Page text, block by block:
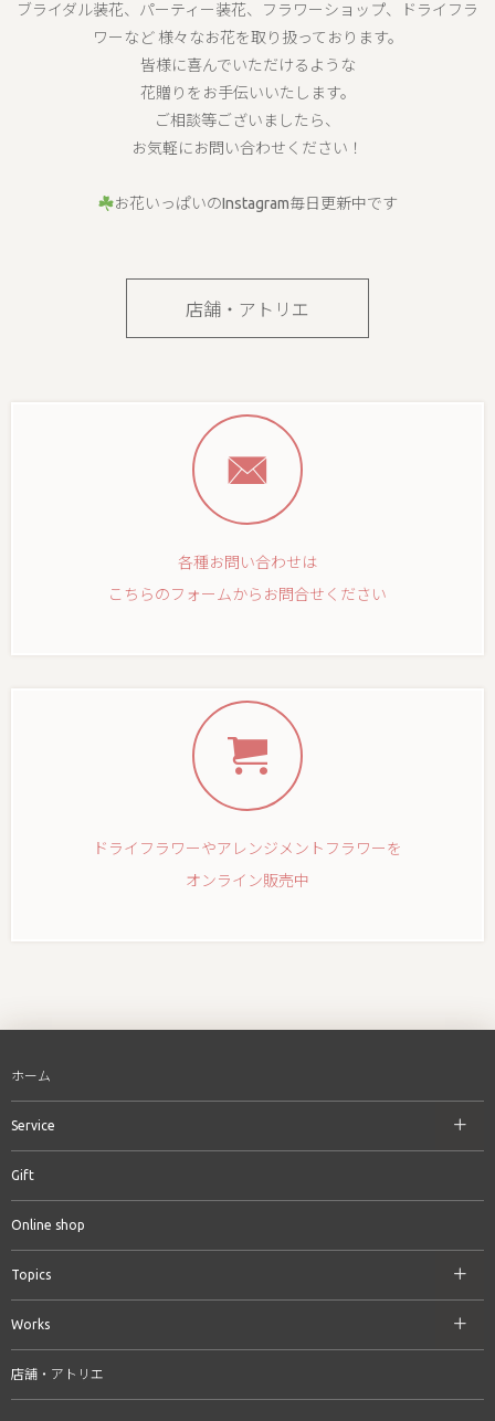
ブライダル装花、パーティー装花、フラワーショップ、ドライフラ
ワーなど 様々なお花を取り扱っております。
皆様に喜んでいただけるような
花贈りをお手伝いいたします。
ご相談等ございましたら、
お気軽にお問い合わせください！
お花いっぱいのInstagram毎日更新中です
店舗・アトリエ
各種お問い合わせは
こちらのフォームからお問合せください
ドライフラワーやアレンジメントフラワーを
オンライン販売中
ホーム
Service
Gift
Online shop
Topics
Works
店舗・アトリエ